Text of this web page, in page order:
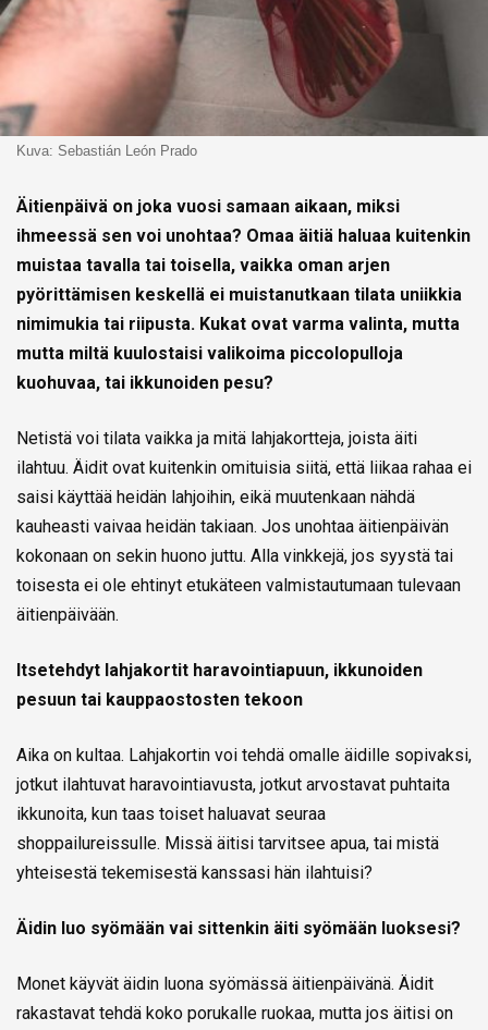
Kuva: Sebastián León Prado
Äitienpäivä on joka vuosi samaan aikaan, miksi
ihmeessä sen voi unohtaa? Omaa äitiä haluaa kuitenkin
muistaa tavalla tai toisella, vaikka oman arjen
pyörittämisen keskellä ei muistanutkaan tilata uniikkia
nimimukia tai riipusta. Kukat ovat varma valinta, mutta
mutta miltä kuulostaisi valikoima piccolopulloja
kuohuvaa, tai ikkunoiden pesu?
Netistä voi tilata vaikka ja mitä lahjakortteja, joista äiti
ilahtuu. Äidit ovat kuitenkin omituisia siitä, että liikaa rahaa ei
saisi käyttää heidän lahjoihin, eikä muutenkaan nähdä
kauheasti vaivaa heidän takiaan. Jos unohtaa äitienpäivän
kokonaan on sekin huono juttu. Alla vinkkejä, jos syystä tai
toisesta ei ole ehtinyt etukäteen valmistautumaan tulevaan
äitienpäivään.
Itsetehdyt lahjakortit haravointiapuun, ikkunoiden
pesuun tai kauppaostosten tekoon
Aika on kultaa. Lahjakortin voi tehdä omalle äidille sopivaksi,
jotkut ilahtuvat haravointiavusta, jotkut arvostavat puhtaita
ikkunoita, kun taas toiset haluavat seuraa
shoppailureissulle. Missä äitisi tarvitsee apua, tai mistä
yhteisestä tekemisestä kanssasi hän ilahtuisi?
Äidin luo syömään vai sittenkin äiti syömään luoksesi?
Monet käyvät äidin luona syömässä äitienpäivänä. Äidit
rakastavat tehdä koko porukalle ruokaa, mutta jos äitisi on